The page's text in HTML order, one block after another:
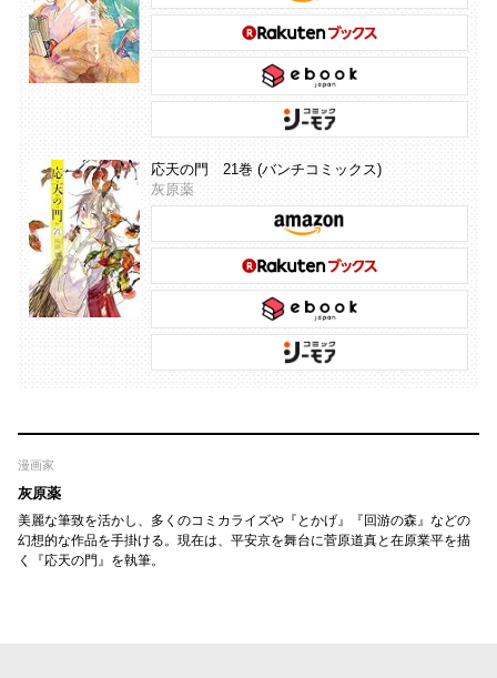
応天の門 21巻 (バンチコミックス)
灰原薬
漫画家
灰原薬
美麗な筆致を活かし、多くのコミカライズや『とかげ』『回游の森』などの
幻想的な作品を手掛ける。現在は、平安京を舞台に菅原道真と在原業平を描
く『応天の門』を執筆。